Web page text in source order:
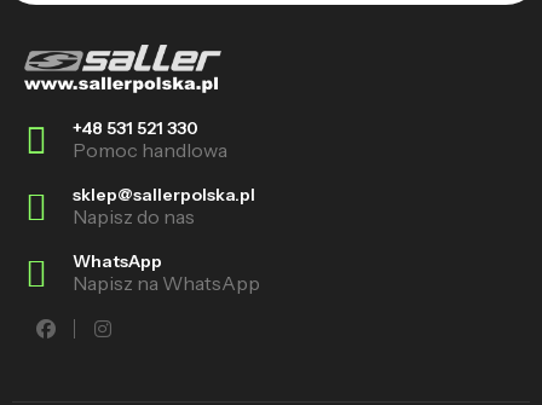
+48 531 521 330
Pomoc handlowa
sklep@sallerpolska.pl
Napisz do nas
WhatsApp
Napisz na WhatsApp